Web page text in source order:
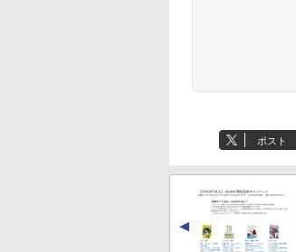
ポスト
▲